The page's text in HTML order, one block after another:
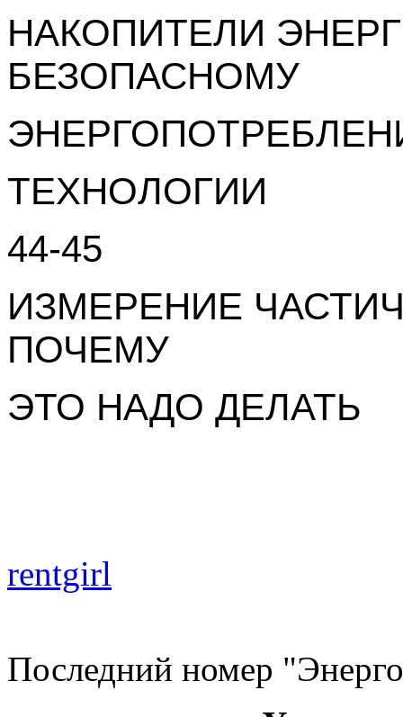
НАКОПИТЕЛИ
БЕЗОПАСНОМУ
ТЕХНОЛОГИИ
44-45
ИЗМЕРЕНИЕ
ПОЧЕМУ
ЭТО НАДО ДЕЛАТЬ
rentgirl
Последний номер